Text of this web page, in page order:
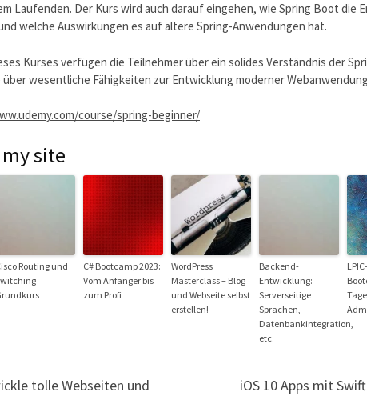
Laufenden. Der Kurs wird auch darauf eingehen, wie Spring Boot die
welche Auswirkungen es auf ältere Spring-Anwendungen hat.
Kurses verfügen die Teilnehmer über ein solides Verständnis der
über wesentliche Fähigkeiten zur Entwicklung moderner
course/spring-beginner/
site
Routing und
C# Bootcamp 2023:
Vom Anfänger bis
zum Profi
WordPress
Masterclass – Blog
und Webseite selbst
erstellen!
Backend-
Entwicklung:
Serverseitige
Sprachen,
Datenbankintegration,
etc.
tolle Webseiten und
iOS 10 Apps mit